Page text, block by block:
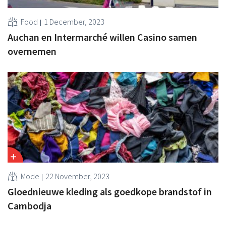
Food 1 December, 2023
Auchan en Intermarché willen Casino samen
overnemen
Mode 22 November, 2023
Gloednieuwe kleding als goedkope brandstof in
Cambodja